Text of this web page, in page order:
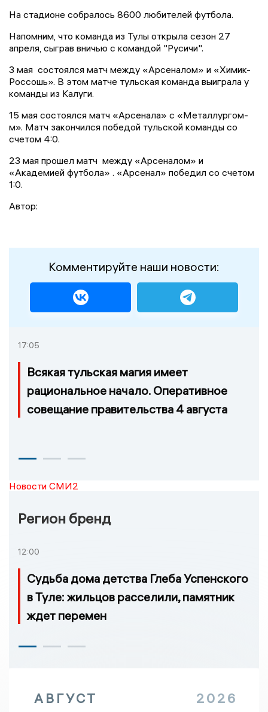
На стадионе собралось 8600 любителей футбола.
Напомним, что команда из Тулы открыла сезон 27
апреля, сыграв вничью с командой "Русичи".
3 мая состоялся матч между «Арсеналом» и «Химик-
Россошь». В этом матче тульская команда выиграла у
команды из Калуги.
15 мая состоялся матч «Арсенала» с «Металлургом-
м». Матч закончился победой тульской команды со
счетом 4:0.
23 мая прошел матч между «Арсеналом» и
«Академией футбола» . «Арсенал» победил со счетом
1:0.
Автор:
Комментируйте наши новости:
17:05
Всякая тульская магия имеет
рациональное начало. Оперативное
совещание правительства 4 августа
Новости СМИ2
Регион бренд
12:00
Судьба дома детства Глеба Успенского
в Туле: жильцов расселили, памятник
ждет перемен
АВГУСТ 2026